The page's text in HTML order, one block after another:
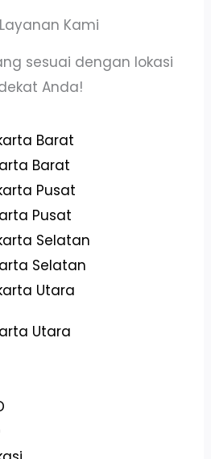
Kami
sesuai dengan lokasi
Anda!
Barat
Barat
Pusat
Pusat
Selatan
Selatan
Utara
Utara